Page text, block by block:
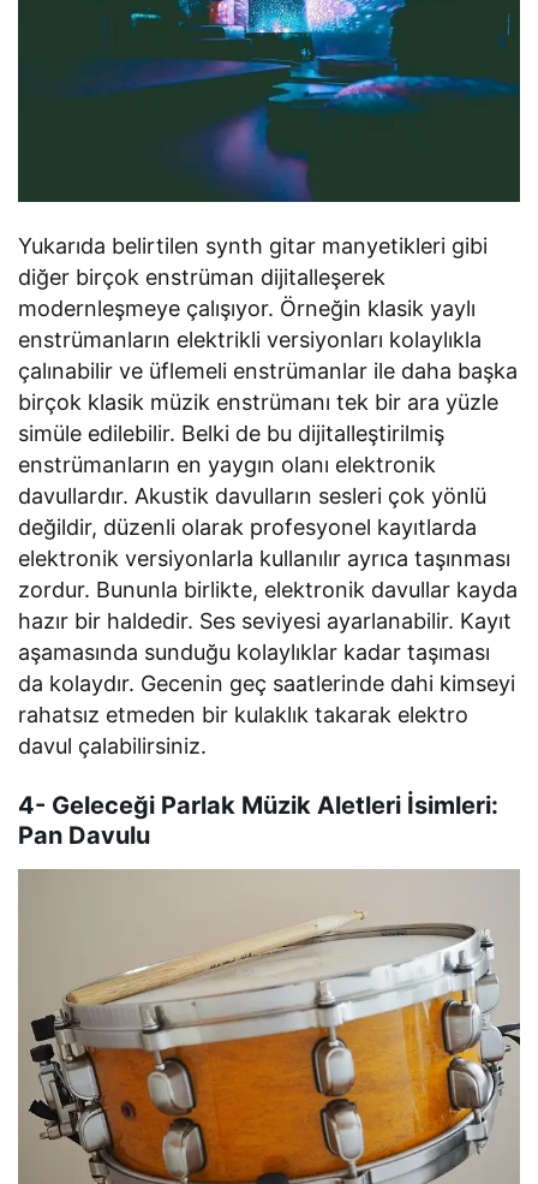
Yukarıda belirtilen synth gitar manyetikleri gibi
diğer birçok enstrüman dijitalleşerek
modernleşmeye çalışıyor. Örneğin klasik yaylı
enstrümanların elektrikli versiyonları kolaylıkla
çalınabilir ve üflemeli enstrümanlar ile daha başka
birçok klasik müzik enstrümanı tek bir ara yüzle
simüle edilebilir. Belki de bu dijitalleştirilmiş
enstrümanların en yaygın olanı elektronik
davullardır. Akustik davulların sesleri çok yönlü
değildir, düzenli olarak profesyonel kayıtlarda
elektronik versiyonlarla kullanılır ayrıca taşınması
zordur. Bununla birlikte, elektronik davullar kayda
hazır bir haldedir. Ses seviyesi ayarlanabilir. Kayıt
aşamasında sunduğu kolaylıklar kadar taşıması
da kolaydır. Gecenin geç saatlerinde dahi kimseyi
rahatsız etmeden bir kulaklık takarak elektro
davul çalabilirsiniz.
4- Geleceği Parlak Müzik Aletleri İsimleri:
Pan Davulu